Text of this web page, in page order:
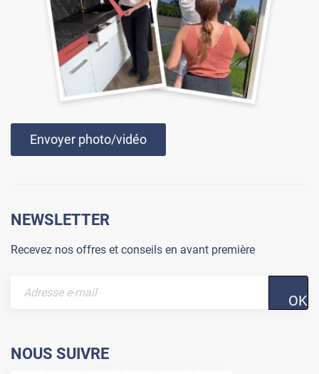
Envoyer photo/vidéo
NEWSLETTER
Recevez nos offres et conseils en avant première
OK
NOUS SUIVRE